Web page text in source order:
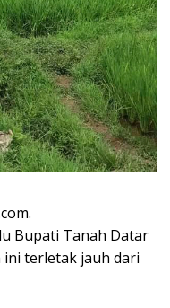
Bupati Tanah Datar
terletak jauh dari